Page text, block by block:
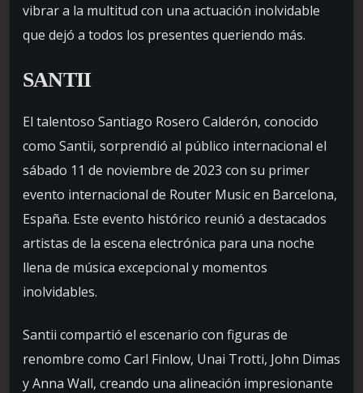
vibrar a la multitud con una actuación inolvidable
que dejó a todos los presentes queriendo más.
SANTII
El talentoso Santiago Rosero Calderón, conocido
como Santii, sorprendió al público internacional el
sábado 11 de noviembre de 2023 con su primer
evento internacional de Router Music en Barcelona,
España. Este evento histórico reunió a destacados
artistas de la escena electrónica para una noche
llena de música excepcional y momentos
inolvidables.
Santii compartió el escenario con figuras de
renombre como Carl Finlow, Unai Trotti, John Dimas
y Anna Wall, creando una alineación impresionante